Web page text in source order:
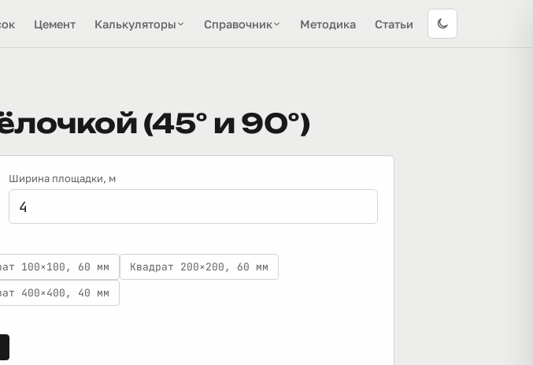
Цемент Калькуляторы Справочник Методика Статьи
(45° и 90°)
Ширина площадки, м
100×100, 60 мм
Квадрат 200×200, 60 мм
400×400, 40 мм